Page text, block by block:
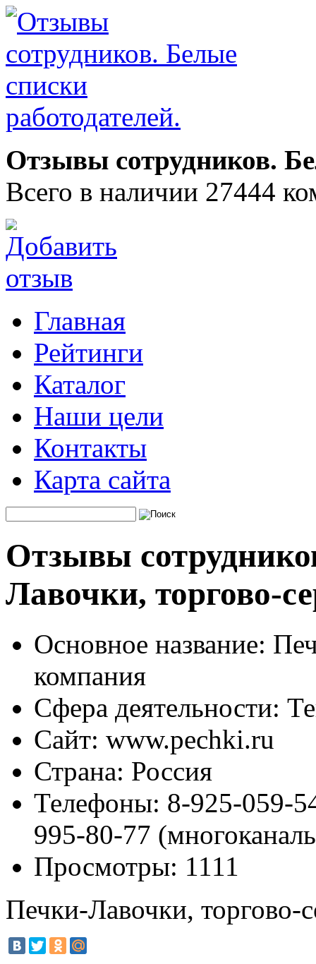
Отзывы сотрудников.
Всего в наличии 27444
Главная
Рейтинги
Каталог
Наши цели
Контакты
Карта сайта
Отзывы
Лавочки, торгово-
Основное название:
компания
Сфера деятельности:
Сайт: www.pechki.ru
Страна: Россия
Телефоны: 8-925-059-
995-80-77
Просмотры: 1111
Печки-Лавочки, торгово-